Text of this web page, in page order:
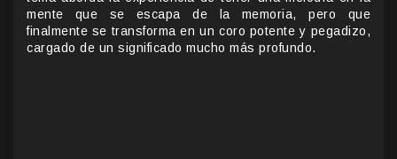
mente que se escapa de la memoria, pero que
finalmente se transforma en un coro potente y pegadizo,
cargado de un significado mucho más profundo.